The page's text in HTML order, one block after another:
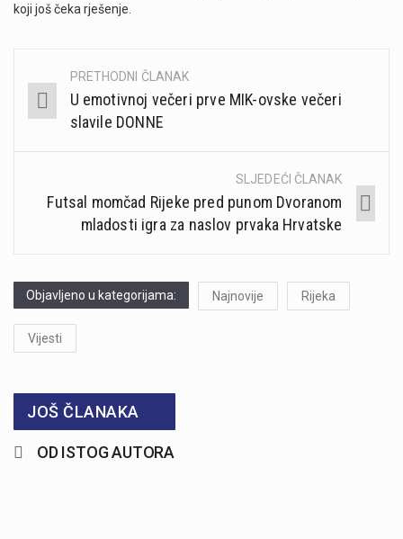
koji još čeka rješenje.
Post
navigation
PRETHODNI ČLANAK
U emotivnoj večeri prve MIK-ovske večeri
slavile DONNE
SLJEDEĆI ČLANAK
Futsal momčad Rijeke pred punom Dvoranom
mladosti igra za naslov prvaka Hrvatske
Objavljeno u kategorijama: Najnovije Rijeka
Vijesti
JOŠ ČLANAKA
OD ISTOG AUTORA